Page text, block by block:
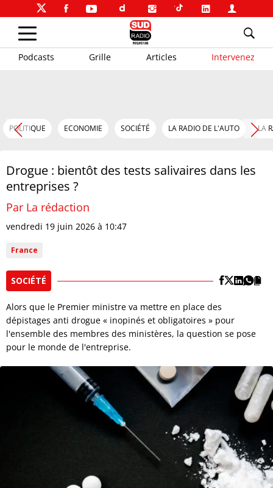
Podcasts Grille Articles Intervenez
POLITIQUE ECONOMIE SOCIÉTÉ LA RADIO DE L'AUTO LA
Drogue : bientôt des tests salivaires dans les
entreprises ?
Par La rédaction
vendredi 19 juin 2026 à 10:47
France
SOCIÉTÉ
Alors que le Premier ministre va mettre en place des
dépistages anti drogue « inopinés et obligatoires » pour
l'ensemble des membres des ministères, la question se pose
pour le monde de l'entreprise.